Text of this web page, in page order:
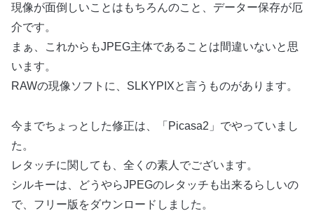
現像が面倒しいことはもちろんのこと、データー保存が厄
介です。
まぁ、これからもJPEG主体であることは間違いないと思
います。
RAWの現像ソフトに、SLKYPIXと言うものがあります。
今までちょっとした修正は、「Picasa2」でやっていまし
た。
レタッチに関しても、全くの素人でございます。
シルキーは、どうやらJPEGのレタッチも出来るらしいの
で、フリー版をダウンロードしました。